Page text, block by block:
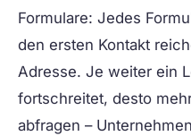
Formulare: Jedes
den ersten Kontakt
Adresse. Je weiter ein
fortschreitet, desto
abfragen –